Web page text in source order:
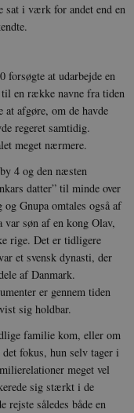
sat i værk for andet end en
forsøgte at udarbejde en
til en række navne fra tiden
at afgøre, om de havde
regeret samtidig.
meget nærmere.
4 og den næsten
datter” til minde over
Gnupa omtales også af
var søn af en kong Olav,
rige. Det er tidligere
et svensk dynasti, der
af Danmark.
er gennem tiden
sig holdbar.
familie kom, eller om
fokus, hun selv tager i
meget vel
sig stærkt i de
således både en